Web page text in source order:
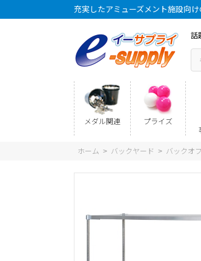
充実したアミューズメント施設向
話
メダル関連 プライズ
ホーム > バックヤード > バックオ